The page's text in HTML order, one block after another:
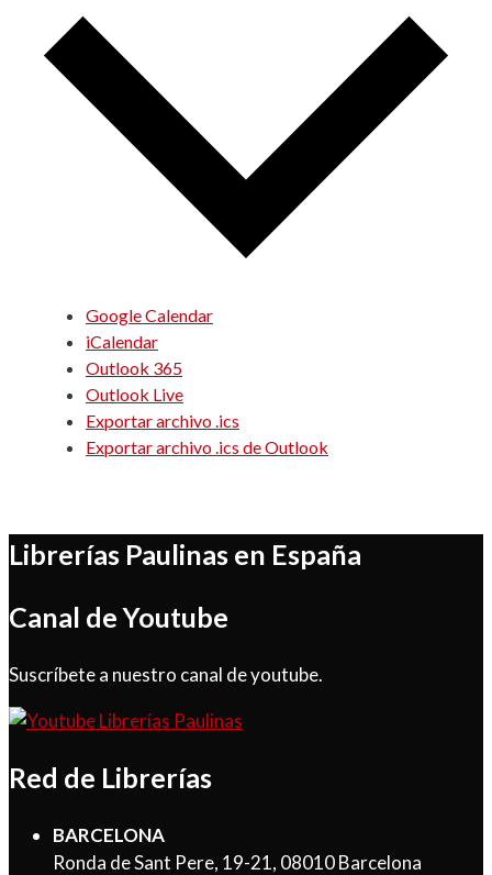
Google Calendar
iCalendar
Outlook 365
Outlook Live
Exportar archivo .ics
Exportar archivo .ics de Outlook
Librerías Paulinas en España
Canal de Youtube
Suscríbete a nuestro canal de youtube.
Red de Librerías
BARCELONA
Ronda de Sant Pere, 19-21, 08010 Barcelona